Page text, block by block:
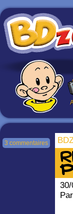
3 commentaires
Par